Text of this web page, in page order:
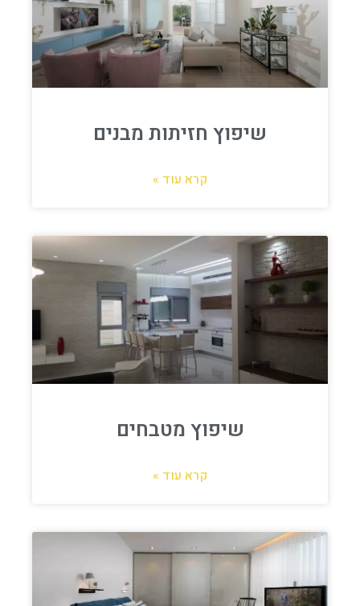
שיפוץ חזיתות מבנים
קרא עוד »
שיפוץ מטבחים
קרא עוד »